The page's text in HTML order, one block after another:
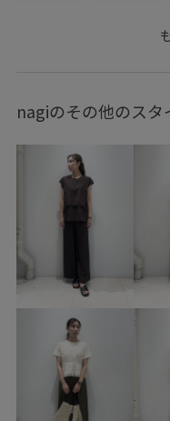
GUM15030
GU_Tシャツコレクション
UVカット
キャミソール シアー
スカート
テーパードパンツ
ハイゲージ フィット感
nagiのその他のスタ